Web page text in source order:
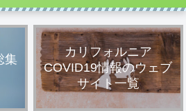
集
カリフォルニア
COVID19情報のウェブ
サイト一覧